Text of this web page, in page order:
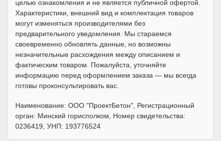
целью ознакомления и не является публичной офертой.
Характеристики, внешний вид и комплектация товаров
могут изменяться производителями без
предварительного уведомления. Мы стараемся
своевременно обновлять данные, но возможны
незначительные расхождения между описанием и
фактическим товаром. Пожалуйста, уточняйте
информацию перед оформлением заказа — мы всегда
готовы проконсультировать вас.
Наименование: ООО "ПроектБетон", Регистрационный
орган: Минский горисполком, Номер свидетельства:
0236419, УНП: 193776524